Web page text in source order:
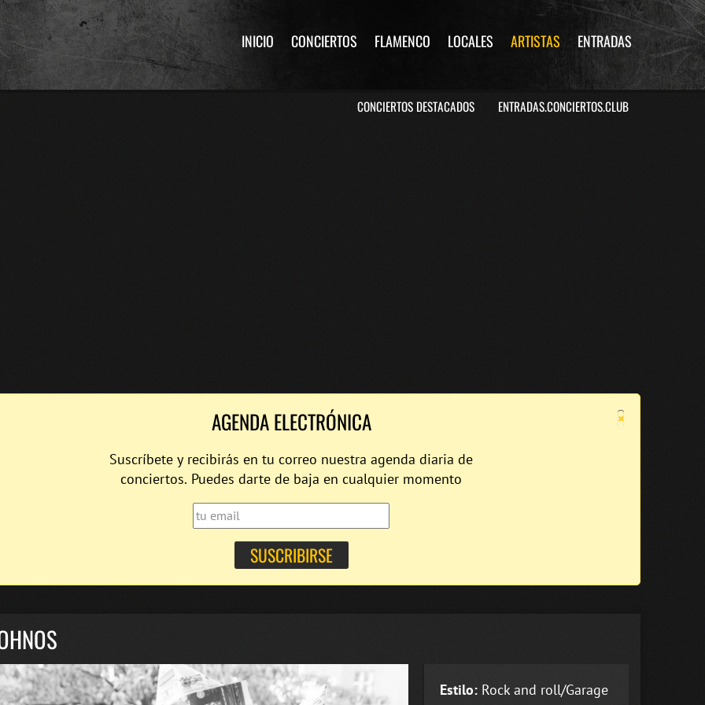
INICIO CONCIERTOS FLAMENCO LOCALES ARTISTAS ENTRADAS
CONCIERTOS DESTACADOS ENTRADAS.CONCIERTOS.CLUB
×
AGENDA ELECTRÓNICA
Suscríbete y recibirás en tu correo nuestra agenda diaria de
conciertos. Puedes darte de baja en cualquier momento
Estilo: Rock and roll/Garage